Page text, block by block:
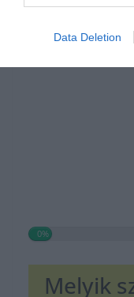
Data Deletion
0%
Melyik